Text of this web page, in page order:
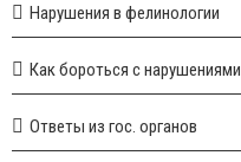
Нарушения в фелинологии
Как бороться с нарушениями
Ответы из гос. органов